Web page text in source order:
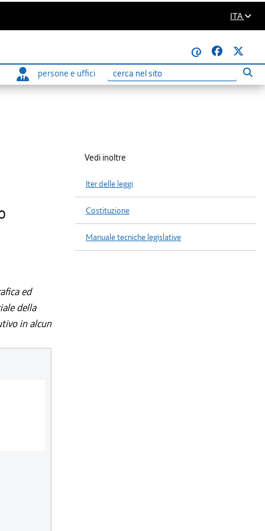
ITA
@
persone e uffici
Ricerca
ed
della
in alcun
Vedi inoltre
Iter delle leggi
Costituzione
Manuale tecniche legislative